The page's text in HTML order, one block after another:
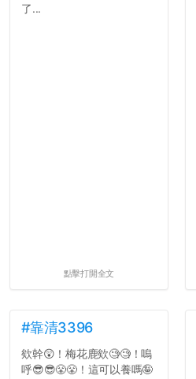
了...
點擊打開全文
#靠清3396
欸幹😲！梅花鹿欸🧐🧐！嗚
呼😎😎😤😤！這可以養嗎🤪